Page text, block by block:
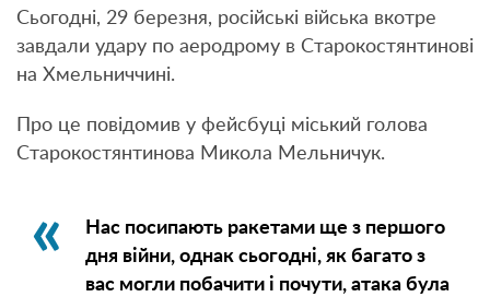
Сьогодні, 29 березня, російські війська вкотре
завдали удару по аеродрому в Старокостянтинові
на Хмельниччині.
Про це повідомив у фейсбуці міський голова
Старокостянтинова Микола Мельничук.
Нас посипають ракетами ще з першого
дня війни, однак сьогодні, як багато з
вас могли побачити і почути, атака була